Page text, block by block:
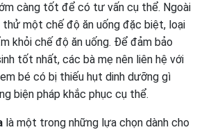
càng tốt để có tư vấn cụ thể. Ngoài
thử một chế độ ăn uống đặc biệt, loại
khỏi chế độ ăn uống. Để đảm bảo
tốt nhất, các bà mẹ nên liên hệ với
bé có bị thiếu hụt dinh dưỡng gì
biện pháp khắc phục cụ thể.
là một trong những lựa chọn dành cho